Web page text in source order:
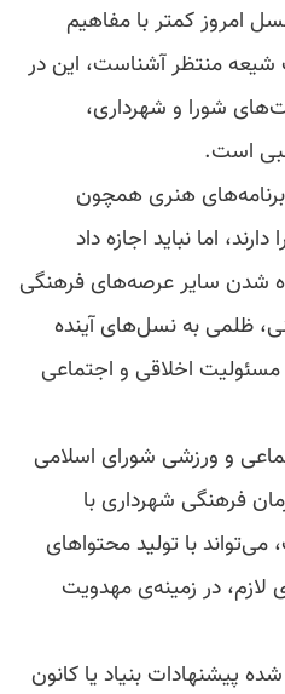
امروز کمتر با مفاهیم
منتظر آشناست، این در
شورا و شهرداری،
است.
هنری همچون
اما نباید اجازه داد
شدن سایر عرصه‌های فرهنگی
ظلمی به نسل‌های آینده
مسئولیت اخلاقی و اجتماعی
و ورزشی شورای اسلامی
فرهنگی شهرداری با
با تولید محتواهای
در زمینه‌ی مهدویت
پیشنهادات بنیاد یا کانون